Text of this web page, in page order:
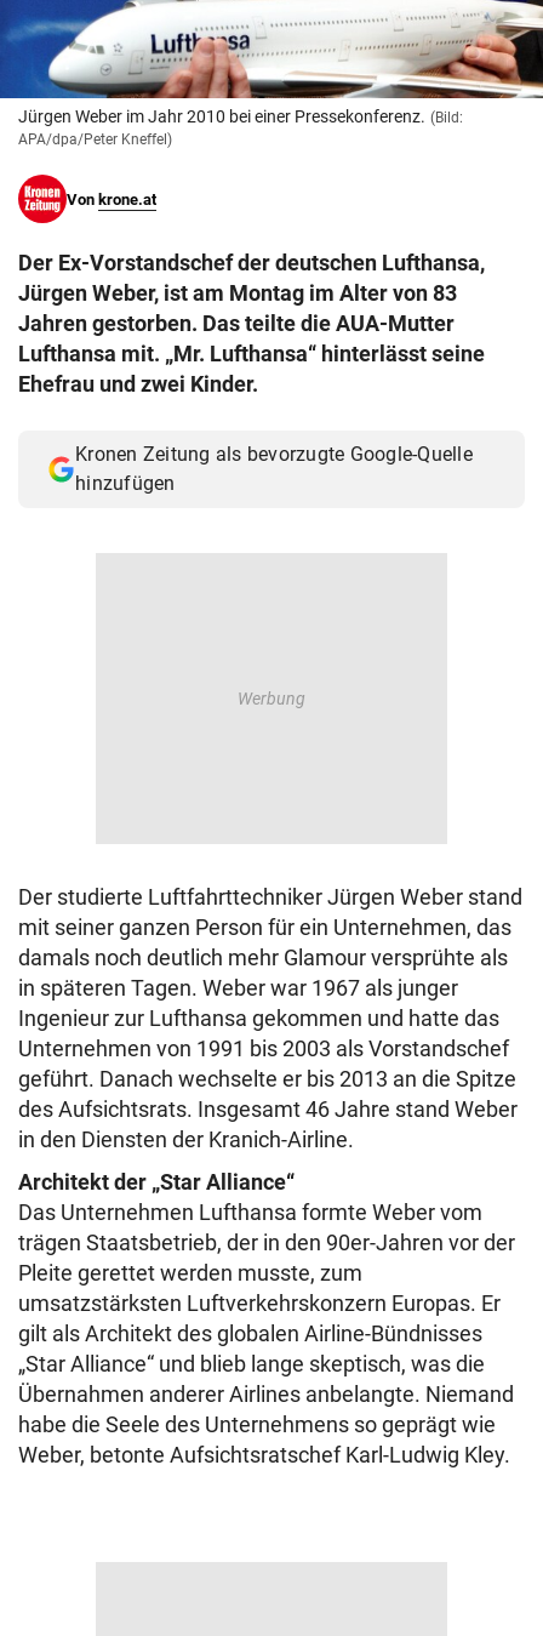
© Krone Multimedia GmbH & Co KG 2026
Muthgasse 2, 1190 Wien
Jürgen Weber im Jahr 2010 bei einer Pressekonferenz. (Bild:
APA/dpa/Peter Kneffel)
Von krone.at
Der Ex-Vorstandschef der deutschen Lufthansa,
Jürgen Weber, ist am Montag im Alter von 83
Jahren gestorben. Das teilte die AUA-Mutter
Lufthansa mit. „Mr. Lufthansa“ hinterlässt seine
Ehefrau und zwei Kinder.
Kronen Zeitung als bevorzugte Google-Quelle
hinzufügen
Der studierte Luftfahrttechniker Jürgen Weber stand
mit seiner ganzen Person für ein Unternehmen, das
damals noch deutlich mehr Glamour versprühte als
in späteren Tagen. Weber war 1967 als junger
Ingenieur zur Lufthansa gekommen und hatte das
Unternehmen von 1991 bis 2003 als Vorstandschef
geführt. Danach wechselte er bis 2013 an die Spitze
des Aufsichtsrats. Insgesamt 46 Jahre stand Weber
in den Diensten der Kranich-Airline.
Architekt der „Star Alliance“
Das Unternehmen Lufthansa formte Weber vom
trägen Staatsbetrieb, der in den 90er-Jahren vor der
Pleite gerettet werden musste, zum
umsatzstärksten Luftverkehrskonzern Europas. Er
gilt als Architekt des globalen Airline-Bündnisses
„Star Alliance“ und blieb lange skeptisch, was die
Übernahmen anderer Airlines anbelangte. Niemand
habe die Seele des Unternehmens so geprägt wie
Weber, betonte Aufsichtsratschef Karl-Ludwig Kley.